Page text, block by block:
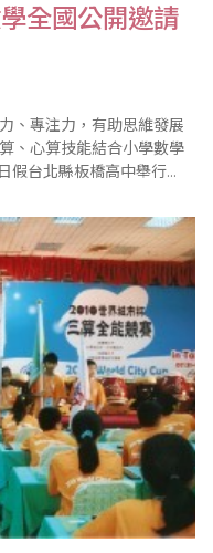
全國公開邀請
、專注力，有助思維發展
、心算技能結合小學數學
假台北縣板橋高中舉行
忱先生的致詞中揭開序
個精神抖擻，準備大展身
級分組。..